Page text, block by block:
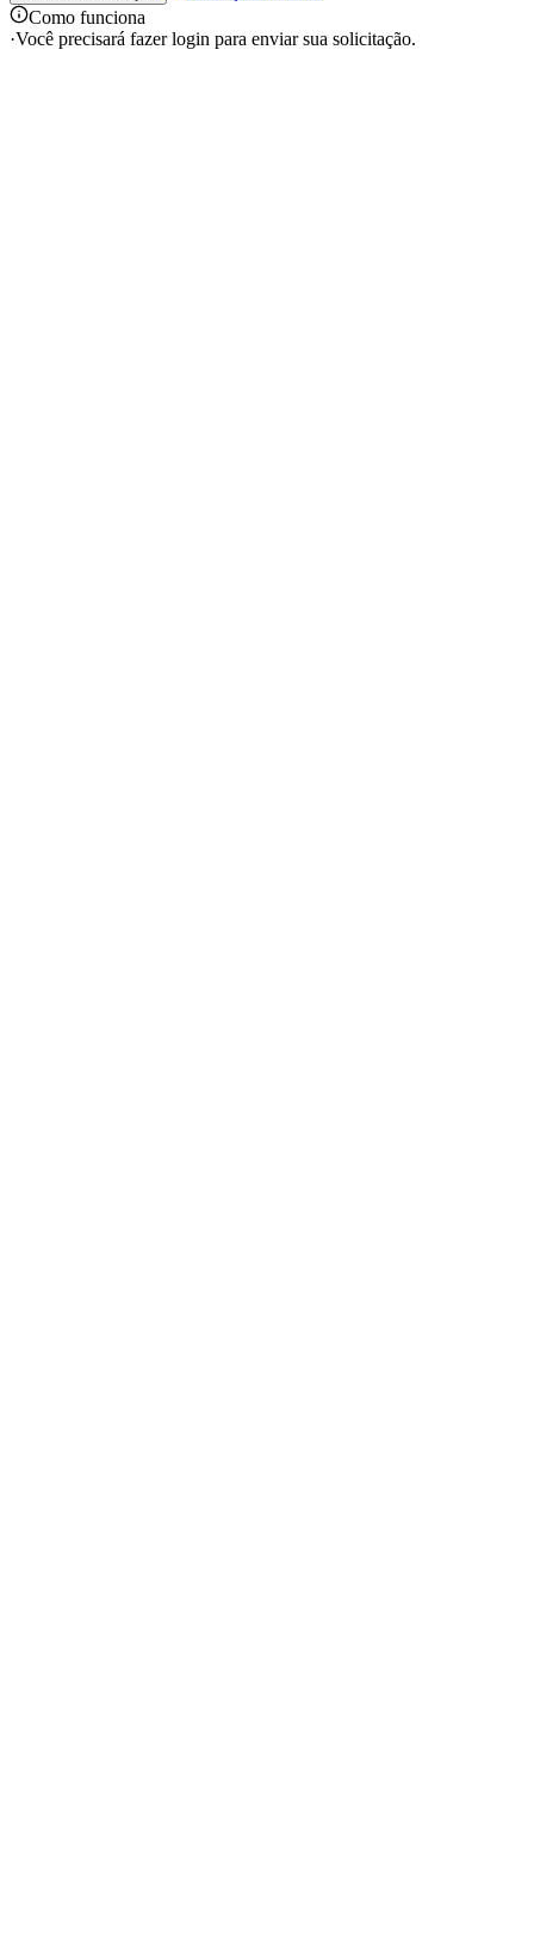
Como funciona
·Você precisará fazer login para enviar sua solicitação.